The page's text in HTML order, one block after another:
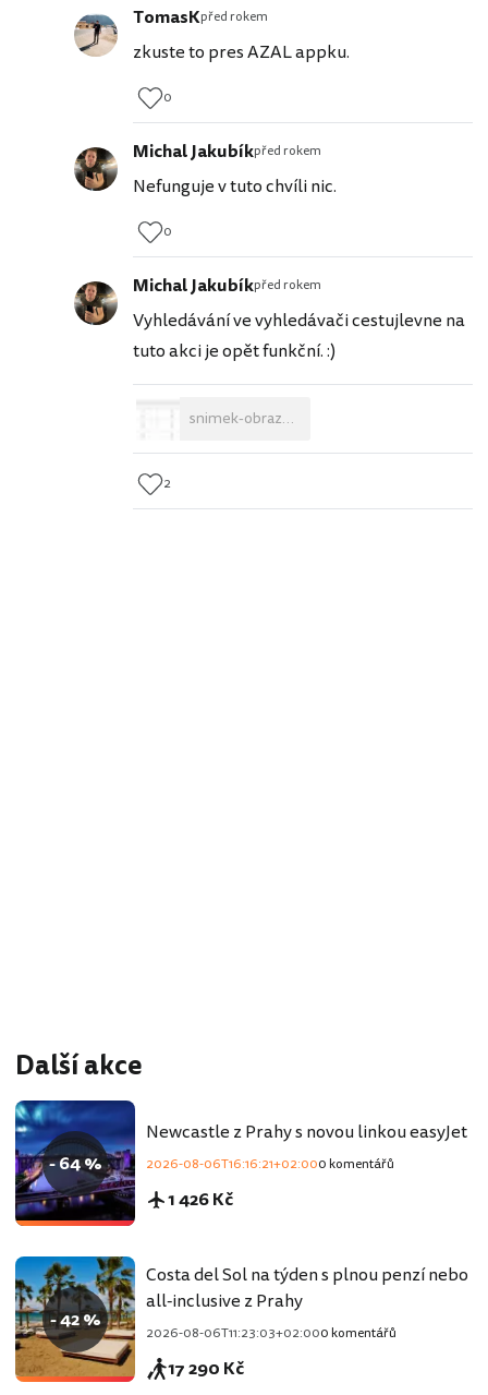
TomasKpřed rokem
zkuste to pres AZAL appku.
0
Michal Jakubíkpřed rokem
Nefunguje v tuto chvíli nic.
0
Michal Jakubíkpřed rokem
Vyhledávání ve vyhledávači cestujlevne na
tuto akci je opět funkční. :)
snimek-obrazovky-243.png
2
Další akce
- 64 %
Newcastle z Prahy s novou linkou easyJet
2026-08-06T16:16:21+02:000 komentářů
1 426 Kč
- 42 %
Costa del Sol na týden s plnou penzí nebo
all-inclusive z Prahy
2026-08-06T11:23:03+02:000 komentářů
17 290 Kč